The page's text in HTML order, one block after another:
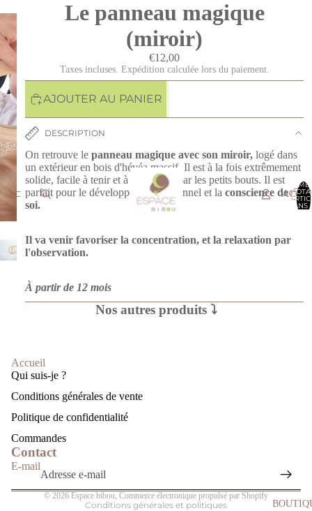
DANS
Le panneau magique
(miroir)
€12,00
Taxes incluses. Expédition calculée lors du paiement.
AJOUTER AU PANIER
DESCRIPTION
On retrouve le panneau magique avec son miroir, logé dans
un extérieur en bois d'hévéa massif. Il est à la fois extrêmement
solide, facile à tenir et à manipuler par les petits bouts. Il est
parfait pour le développement personnel et la conscience de
soi.
Il va venir favoriser la concentration, et la relaxation par
l'observation.
À partir de 12 mois
Nos autres produits ⤵
Accueil
Qui suis-je ?
Conditions générales de vente
Politique de confidentialité
Commandes
Contact
E-mail
© 2026 Espace bibou Commerce électronique propulsé par Shopify
Conditions générales et politiques
Politique de remboursement
Politique de confidentialité
Conditions d’utilisation
Politique d’expédition
Coordonnées
Mentions légales
Politique de résiliation